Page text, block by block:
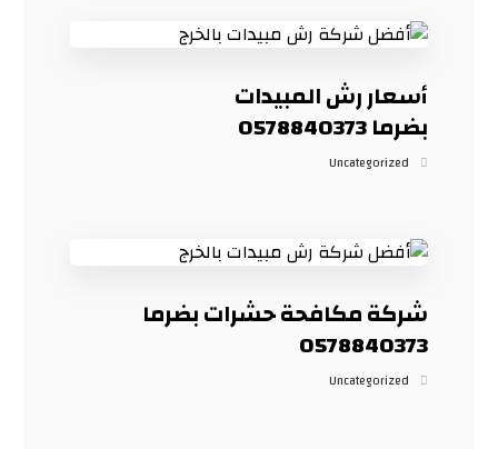
أسعار رش المبيدات
بضرما 0578840373
Uncategorized
شركة مكافحة حشرات بضرما
0578840373
Uncategorized